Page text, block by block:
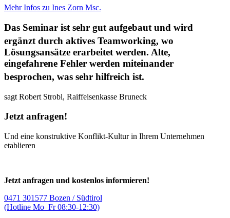
Mehr Infos zu Ines Zorn Msc.
Das Seminar ist sehr gut aufgebaut und wird
ergänzt durch aktives Teamworking, wo
Lösungsansätze erarbeitet werden. Alte,
eingefahrene Fehler werden miteinander
besprochen, was sehr hilfreich ist.
sagt Robert Strobl, Raiffeisenkasse Bruneck
Jetzt anfragen!
Und eine konstruktive Konflikt-Kultur in Ihrem Unternehmen
etablieren
Jetzt anfragen und kostenlos informieren!
0471 301577 Bozen / Südtirol
(Hotline Mo–Fr 08:30-12:30)